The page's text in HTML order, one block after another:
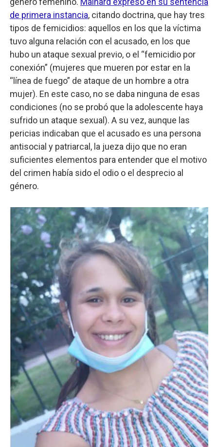
de primera instancia, citando doctrina, que hay tres
tipos de femicidios: aquellos en los que la víctima
tuvo alguna relación con el acusado, en los que
hubo un ataque sexual previo, o el “femicidio por
conexión” (mujeres que mueren por estar en la
“línea de fuego” de ataque de un hombre a otra
mujer). En este caso, no se daba ninguna de esas
condiciones (no se probó que la adolescente haya
sufrido un ataque sexual). A su vez, aunque las
pericias indicaban que el acusado es una persona
antisocial y patriarcal, la jueza dijo que no eran
suficientes elementos para entender que el motivo
del crimen había sido el odio o el desprecio al
género.